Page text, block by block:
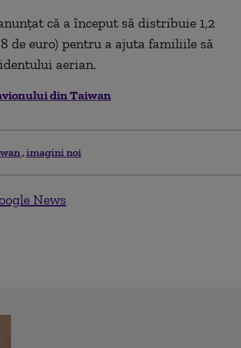
că a început să distribuie 1,2
de euro) pentru a ajuta familiile să
aerian.
din Taiwan
imagini noi
News